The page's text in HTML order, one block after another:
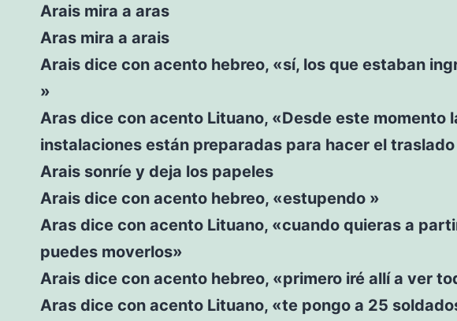
Arais mira a aras
Aras mira a arais
Arais dice con acento hebreo, «sí, los que estaban
»
Aras dice con acento Lituano, «Desde este momento
instalaciones están preparadas para hacer el traslado
Arais sonríe y deja los papeles
Arais dice con acento hebreo, «estupendo »
Aras dice con acento Lituano, «cuando quieras a
puedes moverlos»
Arais dice con acento hebreo, «primero iré allí a ver
Aras dice con acento Lituano, «te pongo a 25